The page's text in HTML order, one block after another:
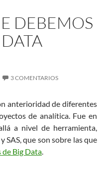
DEBEMOS
3 COMENTARIOS
anterioridad de diferentes
de analítica. Fue en
a nivel de herramienta,
SAS, que son sobre las que
Big Data.